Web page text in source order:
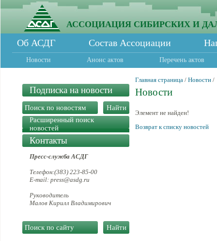
АССОЦИАЦИЯ СИБИРСКИХ И
Об АСДГ Состав Ассоциации
Новости Анонс актов Перечень актов
Подписка на новости
Расширенный поиск
новостей
Контакты
Пресс-служба АСДГ
Телефон:(383) 223-85-00
E-mail: press@asdg.ru
Руководитель
Малов Кирилл Владимирович
Главная страница / Новости /
Новости
Элемент не найден!
Возврат к списку новостей